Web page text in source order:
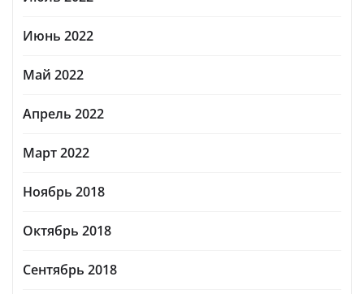
Июнь 2022
Май 2022
Апрель 2022
Март 2022
Ноябрь 2018
Октябрь 2018
Сентябрь 2018